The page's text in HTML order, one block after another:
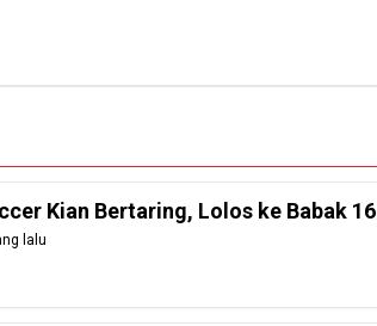
Kian Bertaring, Lolos ke Babak
lalu